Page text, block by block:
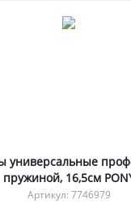
универсальные
пружиной, 16,5см
Артикул: 7746979